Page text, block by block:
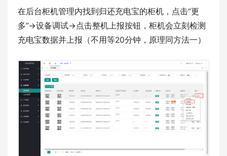
在后台柜机管理内找到归还充电宝的柜机，点击“更
多”→设备调试→点击整机上报按钮，柜机会立刻检测
充电宝数据并上报（不用等20分钟，原理同方法一）